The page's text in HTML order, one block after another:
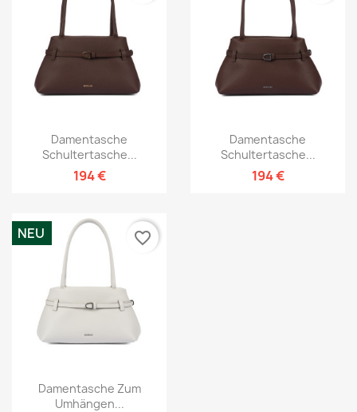
Damentasche
Schultertasche...
194 €
Damentasche
Schultertasche...
194 €
Damentasche Zum
Umhängen...
NEU favorite_border